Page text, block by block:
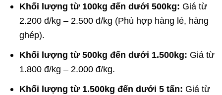
Khối lượng từ 100kg đến dưới 500kg: Giá từ
2.200 đ/kg – 2.500 đ/kg (Phù hợp hàng lẻ, hàng
ghép).
Khối lượng từ 500kg đến dưới 1.500kg: Giá từ
1.800 đ/kg – 2.000 đ/kg.
Khối lượng từ 1.500kg đến dưới 5 tấn: Giá từ